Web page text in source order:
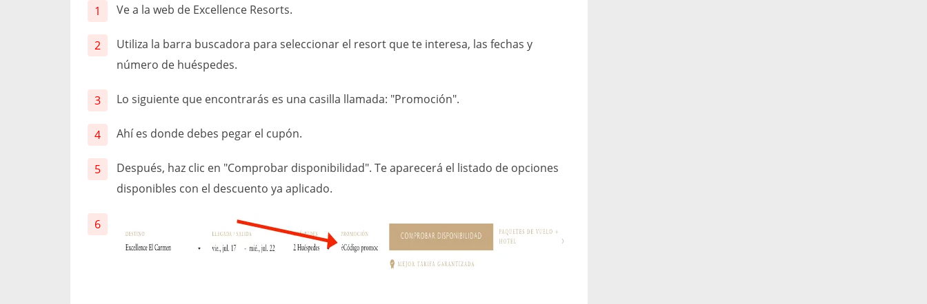
Ve a la web de Excellence Resorts.
Utiliza la barra buscadora para seleccionar el resort que te interesa, las fechas y
número de huéspedes.
Lo siguiente que encontrarás es una casilla llamada: "Promoción".
Ahí es donde debes pegar el cupón.
Después, haz clic en "Comprobar disponibilidad". Te aparecerá el listado de opciones
disponibles con el descuento ya aplicado.